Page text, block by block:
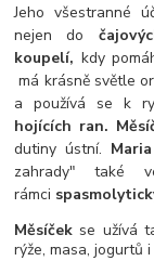
Jeho všestranné
nejen do
koupelí, kdy
má krásně světle
a používá se k
hojících ran.
dutiny ústní.
zahrady" také
rámci
Měsíček se užívá
rýže, masa, jogurtů